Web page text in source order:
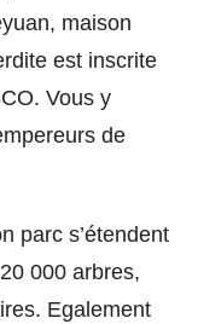
maison
est inscrite
Vous y
de
parc s’étendent
000 arbres,
Egalement